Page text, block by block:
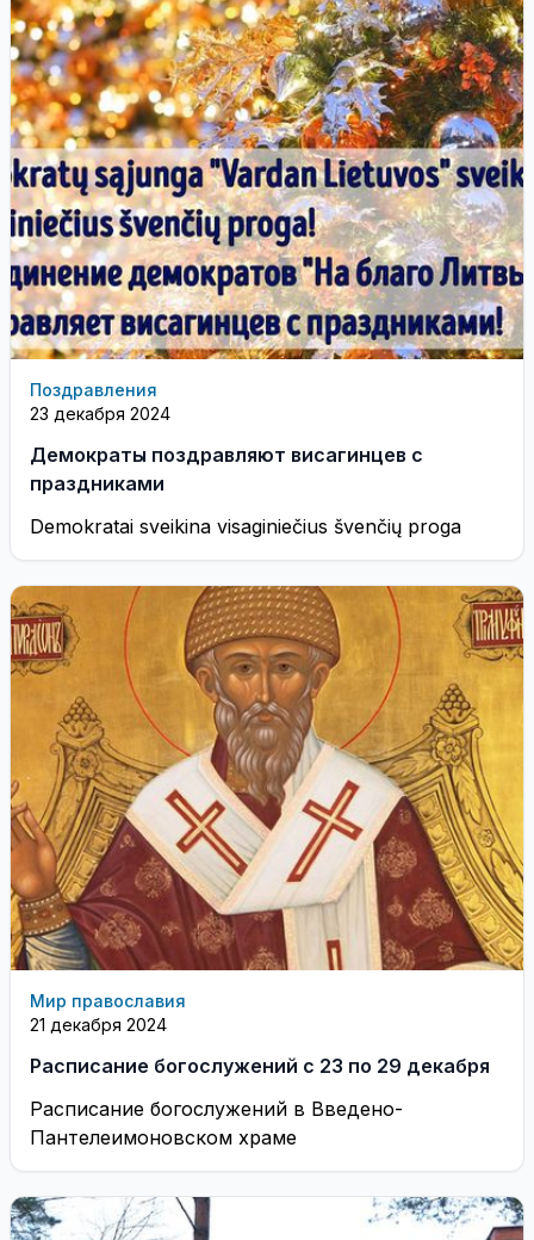
Поздравления
23 декабря 2024
Демократы поздравляют висагинцев с
праздниками
Demokratai sveikina visaginiečius švenčių proga
Мир православия
21 декабря 2024
Расписание богослужений с 23 по 29 декабря
Расписание богослужений в Введено-
Пантелеимоновском храме